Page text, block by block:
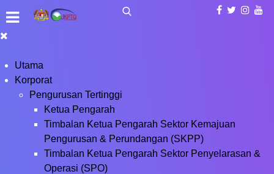
Utama
Korporat
Pengurusan Tertinggi
Ketua Pengarah
Timbalan Ketua Pengarah Sektor Kemajuan
Pengurusan & Perundangan (SKPP)
Timbalan Ketua Pengarah Sektor Penyelarasan &
Operasi (SPO)